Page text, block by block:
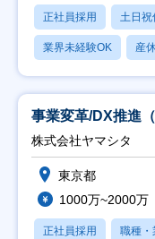
正社員採用 土日祝
業界未経験OK 産
事業変革/DX推進
株式会社ヤマシタ
東京都
1000万~2000万
正社員採用 職種・